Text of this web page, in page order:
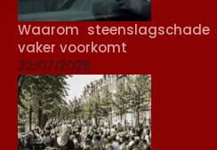
Waarom
vaker voorkomt
22/07/2026